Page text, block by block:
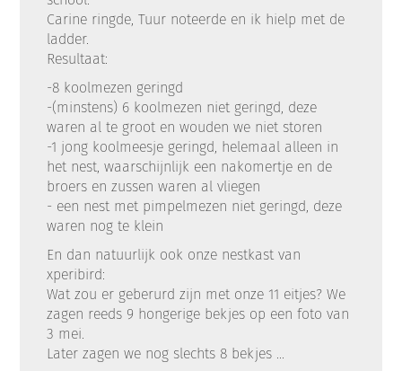
Carine ringde, Tuur noteerde en ik hielp met de
ladder.
Resultaat:
-8 koolmezen geringd
-(minstens) 6 koolmezen niet geringd, deze
waren al te groot en wouden we niet storen
-1 jong koolmeesje geringd, helemaal alleen in
het nest, waarschijnlijk een nakomertje en de
broers en zussen waren al vliegen
- een nest met pimpelmezen niet geringd, deze
waren nog te klein
En dan natuurlijk ook onze nestkast van
xperibird:
Wat zou er geberurd zijn met onze 11 eitjes? We
zagen reeds 9 hongerige bekjes op een foto van
3 mei.
Later zagen we nog slechts 8 bekjes ...